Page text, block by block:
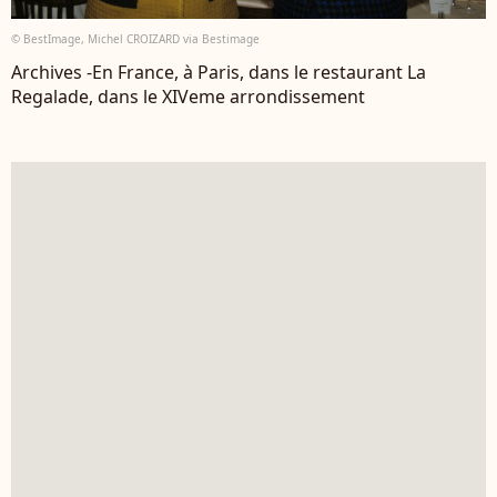
© BestImage, Michel CROIZARD via Bestimage
Archives -En France, à Paris, dans le restaurant La
Regalade, dans le XIVeme arrondissement